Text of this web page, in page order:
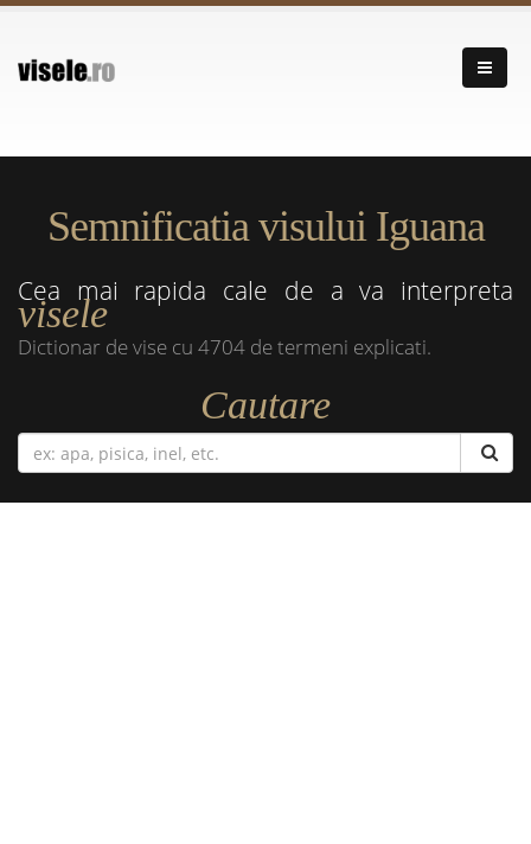
Semnificatia visului Iguana
Cea mai rapida cale de a va interpreta
visele
Dictionar de vise cu 4704 de termeni explicati.
Cautare